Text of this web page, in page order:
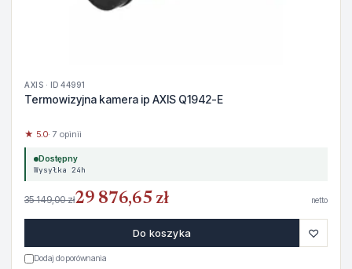
AXIS · ID 44991
Termowizyjna kamera ip AXIS Q1942-E
★ 5.0· 7 opinii
Dostępny
Wysyłka 24h
35 149,00 zł29 876,65 zł netto
Do koszyka ♡
Dodaj do porównania